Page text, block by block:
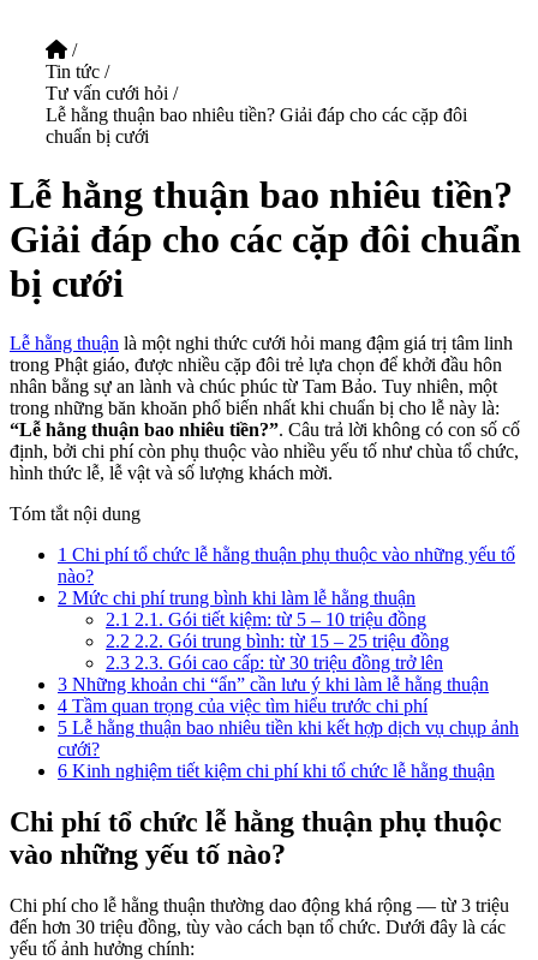
/
Tin tức /
Tư vấn cưới hỏi /
Lễ hằng thuận bao nhiêu tiền? Giải đáp cho các cặp đôi
chuẩn bị cưới
Lễ hằng thuận bao nhiêu tiền?
Giải đáp cho các cặp đôi chuẩn
bị cưới
Lễ hằng thuận là một nghi thức cưới hỏi mang đậm giá trị tâm linh
trong Phật giáo, được nhiều cặp đôi trẻ lựa chọn để khởi đầu hôn
nhân bằng sự an lành và chúc phúc từ Tam Bảo. Tuy nhiên, một
trong những băn khoăn phổ biến nhất khi chuẩn bị cho lễ này là:
“Lễ hằng thuận bao nhiêu tiền?”. Câu trả lời không có con số cố
định, bởi chi phí còn phụ thuộc vào nhiều yếu tố như chùa tổ chức,
hình thức lễ, lễ vật và số lượng khách mời.
Tóm tắt nội dung
1 Chi phí tổ chức lễ hằng thuận phụ thuộc vào những yếu tố
nào?
2 Mức chi phí trung bình khi làm lễ hằng thuận
2.1 2.1. Gói tiết kiệm: từ 5 – 10 triệu đồng
2.2 2.2. Gói trung bình: từ 15 – 25 triệu đồng
2.3 2.3. Gói cao cấp: từ 30 triệu đồng trở lên
3 Những khoản chi “ẩn” cần lưu ý khi làm lễ hằng thuận
4 Tầm quan trọng của việc tìm hiểu trước chi phí
5 Lễ hằng thuận bao nhiêu tiền khi kết hợp dịch vụ chụp ảnh
cưới?
6 Kinh nghiệm tiết kiệm chi phí khi tổ chức lễ hằng thuận
Chi phí tổ chức lễ hằng thuận phụ thuộc
vào những yếu tố nào?
Chi phí cho lễ hằng thuận thường dao động khá rộng — từ 3 triệu
đến hơn 30 triệu đồng, tùy vào cách bạn tổ chức. Dưới đây là các
yếu tố ảnh hưởng chính: